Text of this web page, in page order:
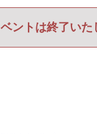
ントは終了いた